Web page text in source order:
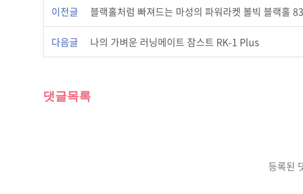
이전글 블랙홀처럼 빠져드는 마성의 파워라켓 볼빅 블랙홀 83
다음글 나의 가벼운 러닝메이트 잠스트 RK-1 Plus
댓글목록
등록된